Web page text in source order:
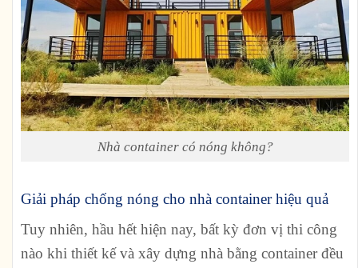
Nhà container có nóng không?
Giải pháp chống nóng cho nhà container hiệu quả
Tuy nhiên, hầu hết hiện nay, bất kỳ đơn vị thi công
nào khi thiết kế và xây dựng nhà bằng container đều